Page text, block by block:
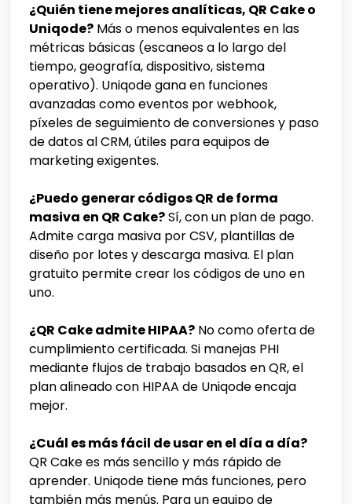
¿Quién tiene mejores analíticas, QR Cake o
Uniqode? Más o menos equivalentes en las
métricas básicas (escaneos a lo largo del
tiempo, geografía, dispositivo, sistema
operativo). Uniqode gana en funciones
avanzadas como eventos por webhook,
píxeles de seguimiento de conversiones y paso
de datos al CRM, útiles para equipos de
marketing exigentes.
¿Puedo generar códigos QR de forma
masiva en QR Cake?Sí, con un plan de pago.
Admite carga masiva por CSV, plantillas de
diseño por lotes y descarga masiva. El plan
gratuito permite crear los códigos de uno en
uno.
¿QR Cake admite HIPAA? No como oferta de
cumplimiento certificada. Si manejas PHI
mediante flujos de trabajo basados en QR, el
plan alineado con HIPAA de Uniqode encaja
mejor.
¿Cuál es más fácil de usar en el día a día?
QR Cake es más sencillo y más rápido de
aprender. Uniqode tiene más funciones, pero
también más menús. Para un equipo de